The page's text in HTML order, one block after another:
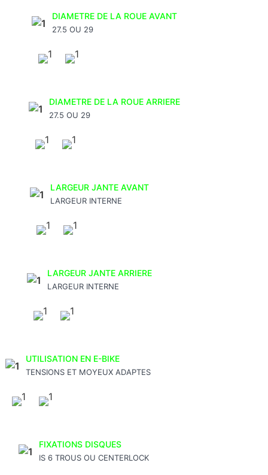
DIAMETRE DE LA ROUE AVANT
27.5 OU 29
DIAMETRE DE LA ROUE ARRIERE
27.5 OU 29
LARGEUR JANTE AVANT
LARGEUR INTERNE
LARGEUR JANTE ARRIERE
LARGEUR INTERNE
UTILISATION EN E-BIKE
TENSIONS ET MOYEUX ADAPTES
FIXATIONS DISQUES
IS 6 TROUS OU CENTERLOCK